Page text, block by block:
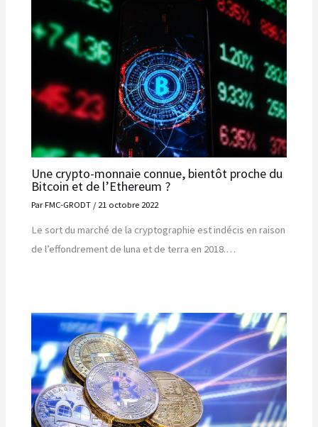
Une crypto-monnaie connue, bientôt proche du
Bitcoin et de l’Ethereum ?
ParFMC-GRODT /21 octobre 2022
Le sort du marché de la cryptographie est indécis en raison
de l’effondrement de luna et de terra en 2018.…